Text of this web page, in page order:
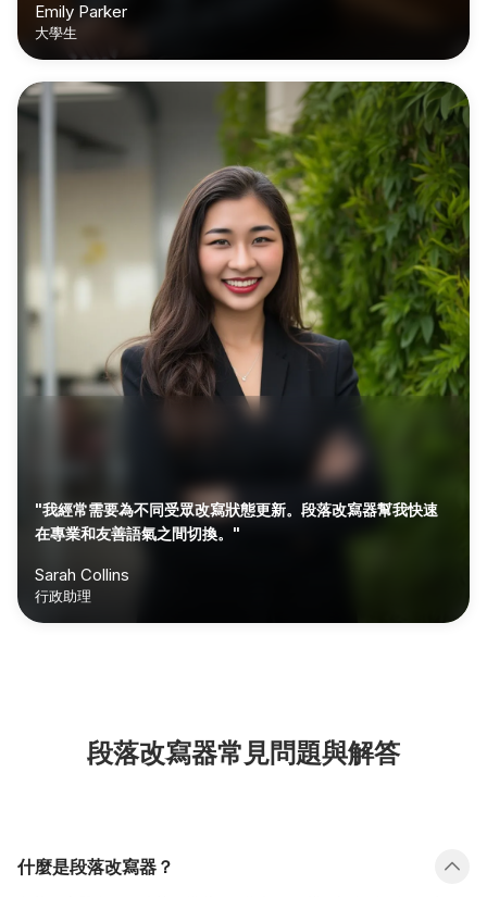
Emily Parker
大學生
"我經常需要為不同受眾改寫狀態更新。段落改寫器幫我快速
在專業和友善語氣之間切換。"
Sarah Collins
行政助理
段落改寫器常見問題與解答
什麼是段落改寫器？